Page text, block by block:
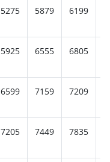
5275 5879 6199
5925 6555 6805
6599 7159 7209
7205 7449 7835